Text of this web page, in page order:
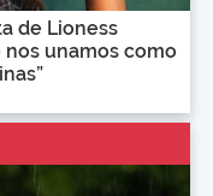
de Lioness
nos unamos como